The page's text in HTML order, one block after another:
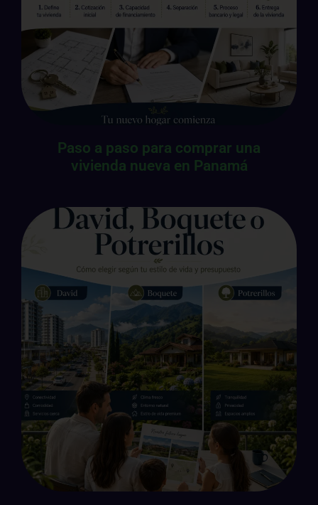
Paso a paso para comprar una
vivienda nueva en Panamá